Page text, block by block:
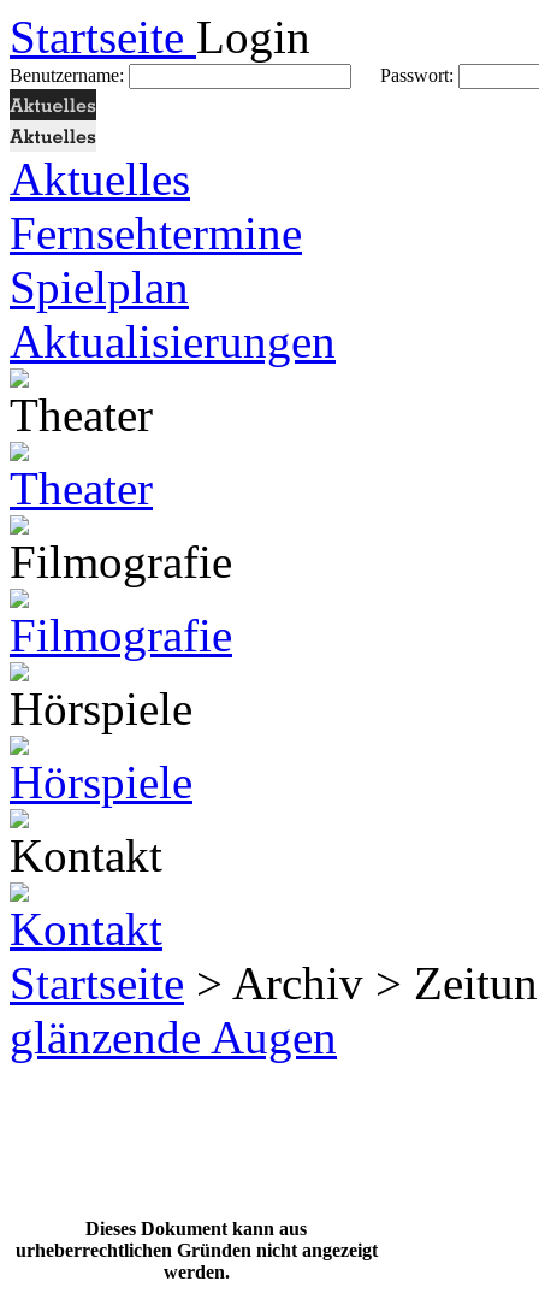
Startseite Login
Benutzername: Passwort:
Aktuelles
Fernsehtermine
Spielplan
Aktualisierungen
Startseite > Archiv >
glänzende Augen
Dieses Dokument kann aus
urheberrechtlichen Gründen nicht angezeigt
werden.